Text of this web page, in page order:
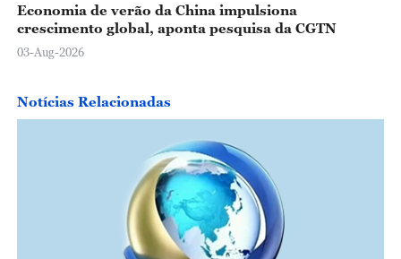
Economia de verão da China impulsiona
crescimento global, aponta pesquisa da CGTN
03-Aug-2026
Notícias Relacionadas